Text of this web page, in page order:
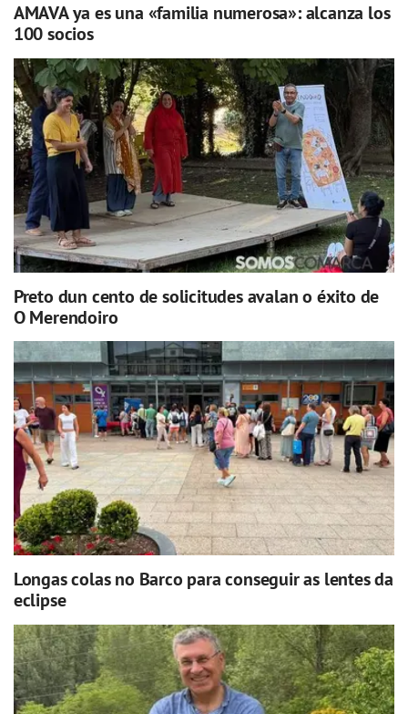
AMAVA ya es una «familia numerosa»: alcanza los
100 socios
Preto dun cento de solicitudes avalan o éxito de
O Merendoiro
Longas colas no Barco para conseguir as lentes da
eclipse